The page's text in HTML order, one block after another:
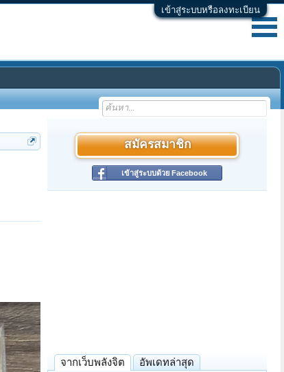
เข้าสู่ระบบหรือลงทะเบียน
สมัครสมาชิก
เข้าสู่ระบบด้วย Facebook
จากเว็บพลังจิต อัพเดทล่าสุด